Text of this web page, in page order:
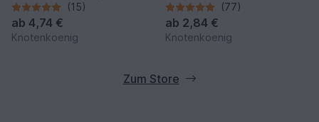
(15)
ab 4,74 €
Knotenkoenig
(77)
ab 2,84 €
Knotenkoenig
Zum Store